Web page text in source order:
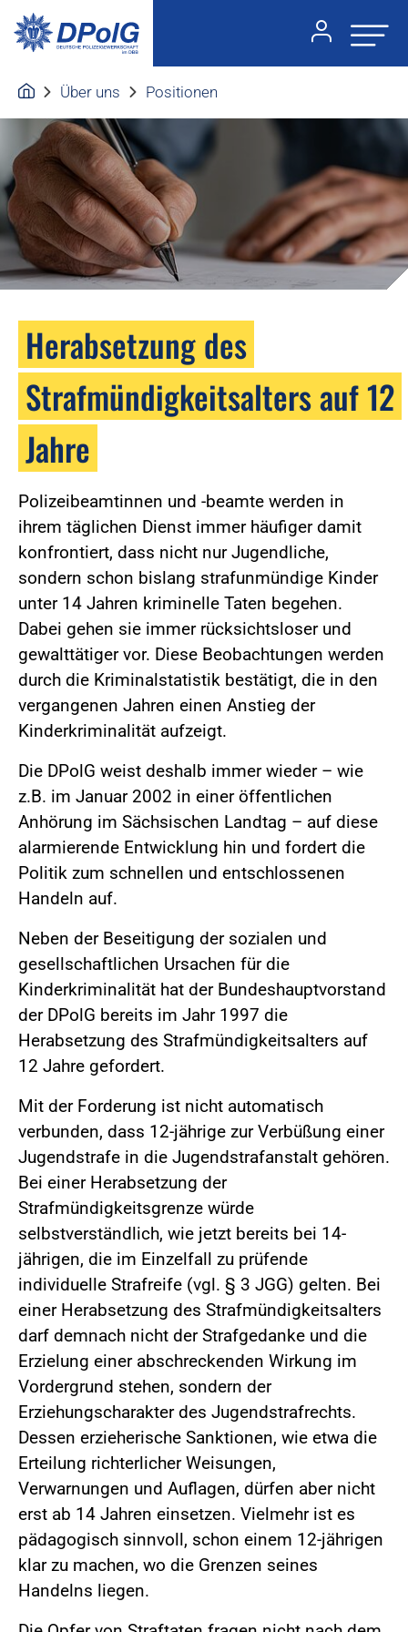
Über uns Positionen
Herabsetzung des
Strafmündigkeitsalters auf 12
Jahre
Polizeibeamtinnen und -beamte werden in
ihrem täglichen Dienst immer häufiger damit
konfrontiert, dass nicht nur Jugendliche,
sondern schon bislang strafunmündige Kinder
unter 14 Jahren kriminelle Taten begehen.
Dabei gehen sie immer rücksichtsloser und
gewalttätiger vor. Diese Beobachtungen werden
durch die Kriminalstatistik bestätigt, die in den
vergangenen Jahren einen Anstieg der
Kinderkriminalität aufzeigt.
Die DPolG weist deshalb immer wieder – wie
z.B. im Januar 2002 in einer öffentlichen
Anhörung im Sächsischen Landtag – auf diese
alarmierende Entwicklung hin und fordert die
Politik zum schnellen und entschlossenen
Handeln auf.
Neben der Beseitigung der sozialen und
gesellschaftlichen Ursachen für die
Kinderkriminalität hat der Bundeshauptvorstand
der DPolG bereits im Jahr 1997 die
Herabsetzung des Strafmündigkeitsalters auf
12 Jahre gefordert.
Mit der Forderung ist nicht automatisch
verbunden, dass 12-jährige zur Verbüßung einer
Jugendstrafe in die Jugendstrafanstalt gehören.
Bei einer Herabsetzung der
Strafmündigkeitsgrenze würde
selbstverständlich, wie jetzt bereits bei 14-
jährigen, die im Einzelfall zu prüfende
individuelle Strafreife (vgl. § 3 JGG) gelten. Bei
einer Herabsetzung des Strafmündigkeitsalters
darf demnach nicht der Strafgedanke und die
Erzielung einer abschreckenden Wirkung im
Vordergrund stehen, sondern der
Erziehungscharakter des Jugendstrafrechts.
Dessen erzieherische Sanktionen, wie etwa die
Erteilung richterlicher Weisungen,
Verwarnungen und Auflagen, dürfen aber nicht
erst ab 14 Jahren einsetzen. Vielmehr ist es
pädagogisch sinnvoll, schon einem 12-jährigen
klar zu machen, wo die Grenzen seines
Handelns liegen.